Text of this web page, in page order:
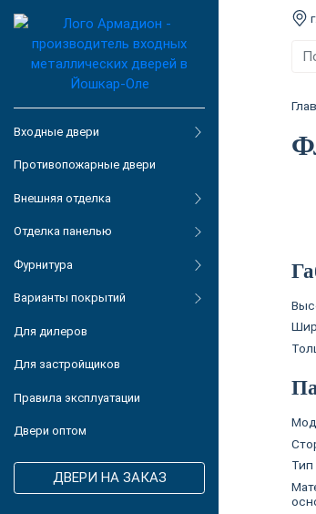
Входные двери
Противопожарные двери
Внешняя отделка
Отделка панелью
Фурнитура
Варианты покрытий
Для дилеров
Для застройщиков
Правила эксплуатации
Двери оптом
ДВЕРИ НА ЗАКАЗ
Тип